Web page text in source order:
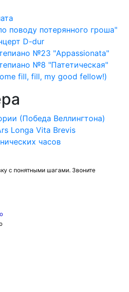
поводу потерянного гроша"
D-dur
№23 "Appassionata"
№8 "Патетическая"
fill, fill, my good fellow!)
(Победа Веллингтона)
Longa Vita Brevis
часов
с понятными шагами. Звоните